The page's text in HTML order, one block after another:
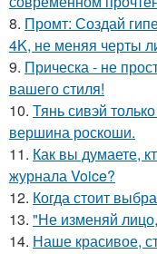
8. Промт: Создай
4K, не меняя черты
9. Прическа - не
вашего стиля!
10. Тянь сивэй
вершина роскоши.
11. Как вы думаете,
журнала Voice?
12. Когда стоит
13. "Не изменяй
14. Наше красивое,